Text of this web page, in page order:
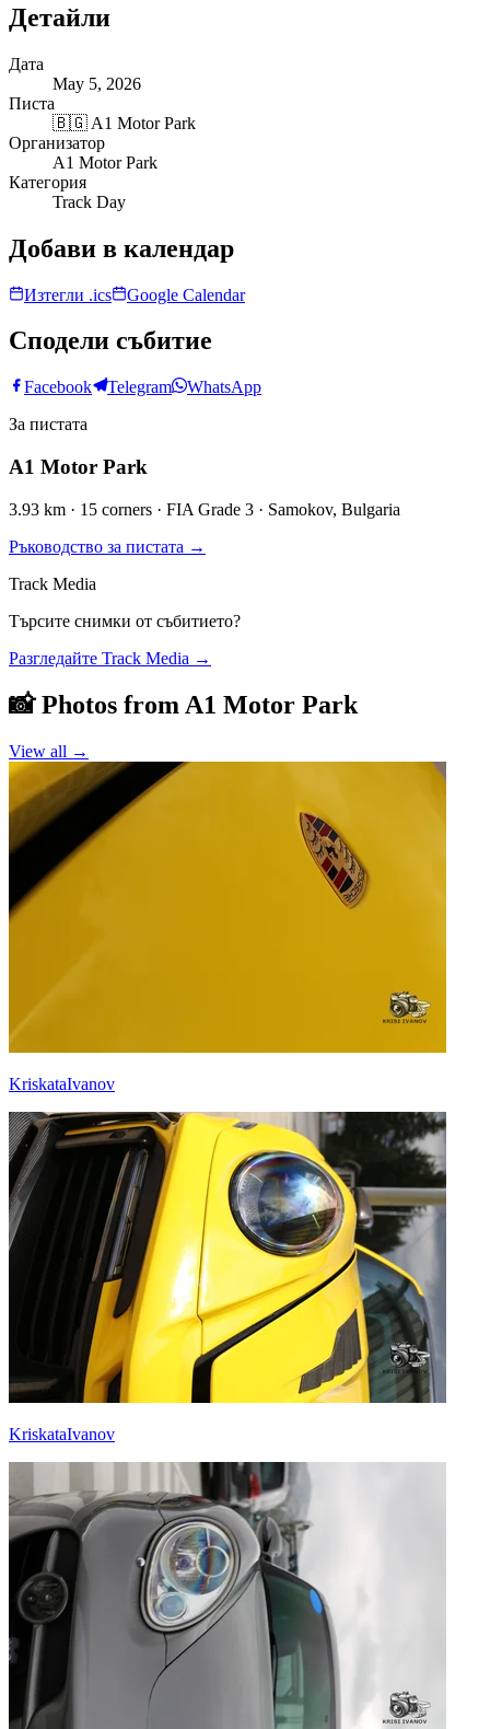
Детайли
Дата
May 5, 2026
Писта
🇧🇬 A1 Motor Park
Организатор
A1 Motor Park
Категория
Track Day
Добави в календар
Изтегли .ics Google Calendar
Сподели събитие
Facebook Telegram
WhatsApp
За пистата
A1 Motor Park
3.93 km · 15 corners · FIA Grade 3 · Samokov, Bulgaria
Ръководство за пистата →
Track Media
Търсите снимки от събитието?
Разгледайте Track Media →
📸 Photos from A1 Motor Park
View all →
KriskataIvanov
KriskataIvanov